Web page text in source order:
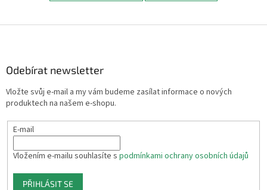
Odebírat newsletter
Vložte svůj e-mail a my vám budeme zasílat informace o nových
produktech na našem e-shopu.
E-mail
Vložením e-mailu souhlasíte s podmínkami ochrany osobních údajů
PŘIHLÁSIT SE